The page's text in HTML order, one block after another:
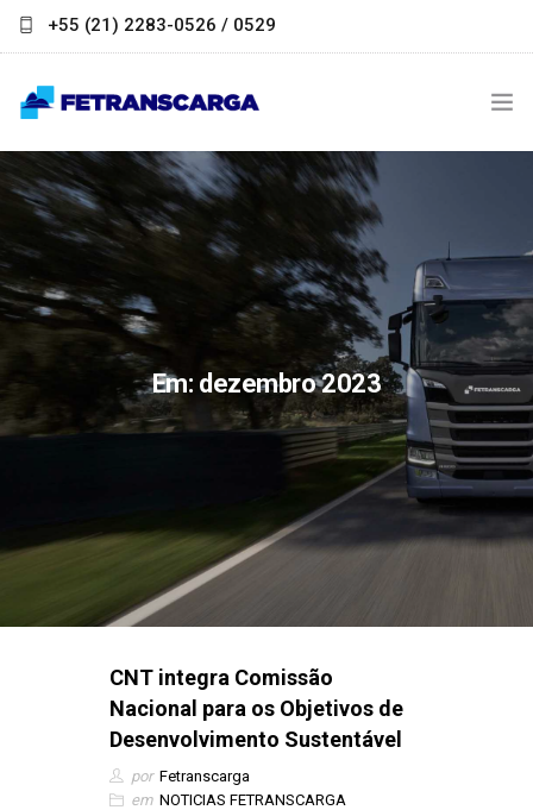
+55 (21) 2283-0526 / 0529
INSTITUCIONAL
NOTÍCIAS
LINKS ÚTEIS
PARCEIROS
FALE CONOSCOEm: dezembro 2023
CNT integra Comissão
Nacional para os Objetivos de
Desenvolvimento Sustentável
por Fetranscarga
em NOTICIAS FETRANSCARGA